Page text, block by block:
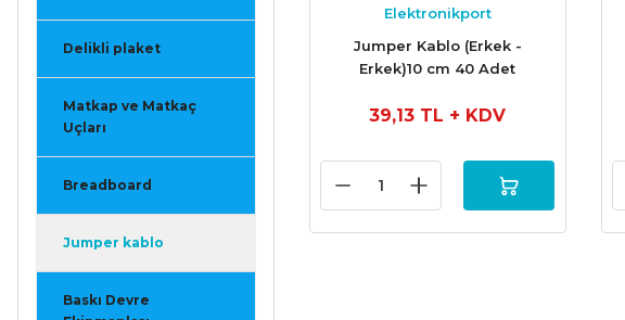
Delikli plaket
Matkap ve Matkaç
Uçları
Breadboard
Jumper kablo
Baskı Devre
Elektronikport
Jumper Kablo (Erkek -
Erkek)10 cm 40 Adet
39,13 TL + KDV